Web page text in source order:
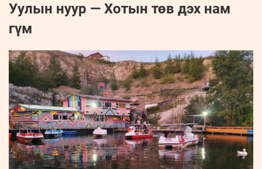
Уулын нуур — Хотын төв дэх нам
гүм